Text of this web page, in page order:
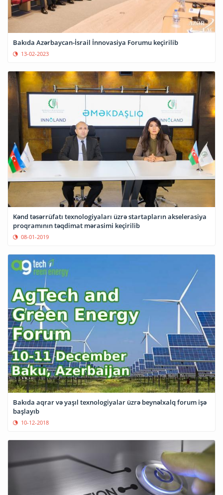
Bakıda Azərbaycan-İsrail İnnovasiya Forumu keçirilib
13-02-2023
Kənd təsərrüfatı texnologiyaları üzrə startapların akselerasiya
proqramının təqdimat mərasimi keçirilib
08-01-2019
Bakıda aqrar və yaşıl texnologiyalar üzrə beynəlxalq forum işə
başlayıb
10-12-2018